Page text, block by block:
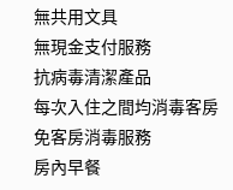
無共用文具
無現金支付服務
抗病毒清潔產品
每次入住之間均消毒客房
免客房消毒服務
房內早餐